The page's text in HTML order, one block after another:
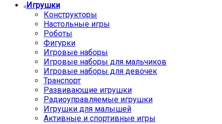
Игрушки
Конструкторы
Настольные игры
Роботы
Фигурки
Игровые наборы
Игровые наборы для мальчиков
Игровые наборы для девочек
Транспорт
Развивающие игрушки
Радиоуправляемые игрушки
Игрушки для малышей
Активные и спортивные игры